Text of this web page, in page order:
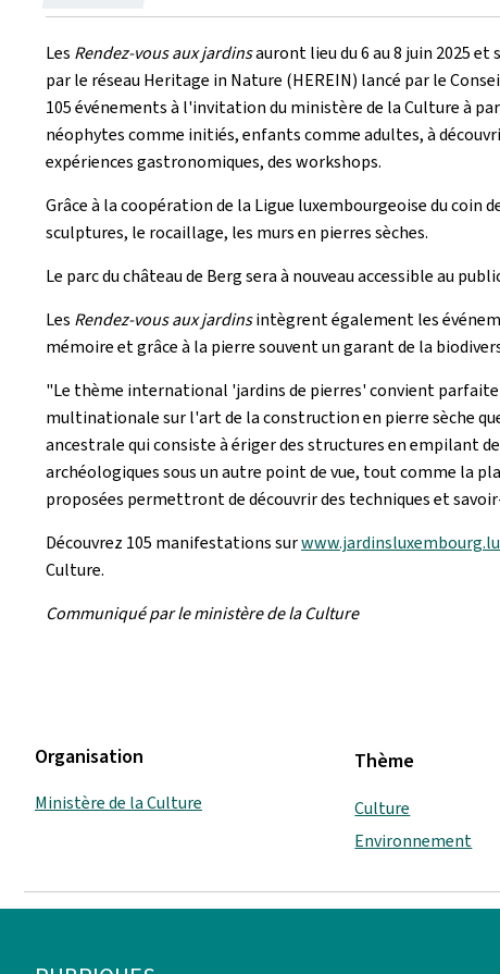
le
Les Rendez-vous aux jardinsauront lieu du 6 au 8 juin 2025
par le réseau Heritage in Nature (HEREIN) lancé par le
105 événements à l'invitation du ministère de la Culture à
néophytes comme initiés, enfants comme adultes, à
expériences gastronomiques, des workshops.
Grâce à la coopération de la Ligue luxembourgeoise du
sculptures, le rocaillage, les murs en pierres sèches.
Le parc du château de Berg sera à nouveau accessible au
Les Rendez-vous aux jardinsintègrent également les
mémoire et grâce à la pierre souvent un garant de la
"Le thème international 'jardins de pierres' convient
multinationale sur l'art de la construction en pierre sèche
ancestrale qui consiste à ériger des structures en empilant
archéologiques sous un autre point de vue, tout comme la
proposées permettront de découvrir des techniques et
Découvrez 105 manifestations surwww.jardinsluxembourg.lu
Culture.
Communiqué par le ministère de la Culture
Organisation
Ministère de la Culture
Thème
Culture
Environnement